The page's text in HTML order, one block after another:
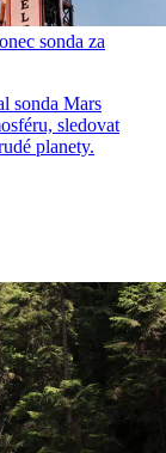
sonda za
sonda Mars
sledovat
planety.